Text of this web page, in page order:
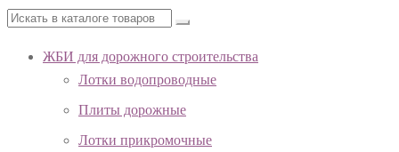
ЖБИ для дорожного строительства
Лотки водопроводные
Плиты дорожные
Лотки прикромочные